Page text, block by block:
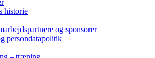
historie
og sponsorer
persondatapolitik